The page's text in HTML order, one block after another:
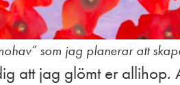
som jag planerar att
att jag glömt er allihop.